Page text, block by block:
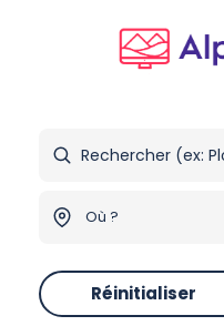
Réinitialiser